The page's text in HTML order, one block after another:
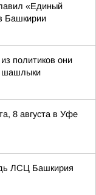
«Единый
Башкирии
политиков они
шашлыки
8 августа в Уфе
ЛСЦ Башкирия